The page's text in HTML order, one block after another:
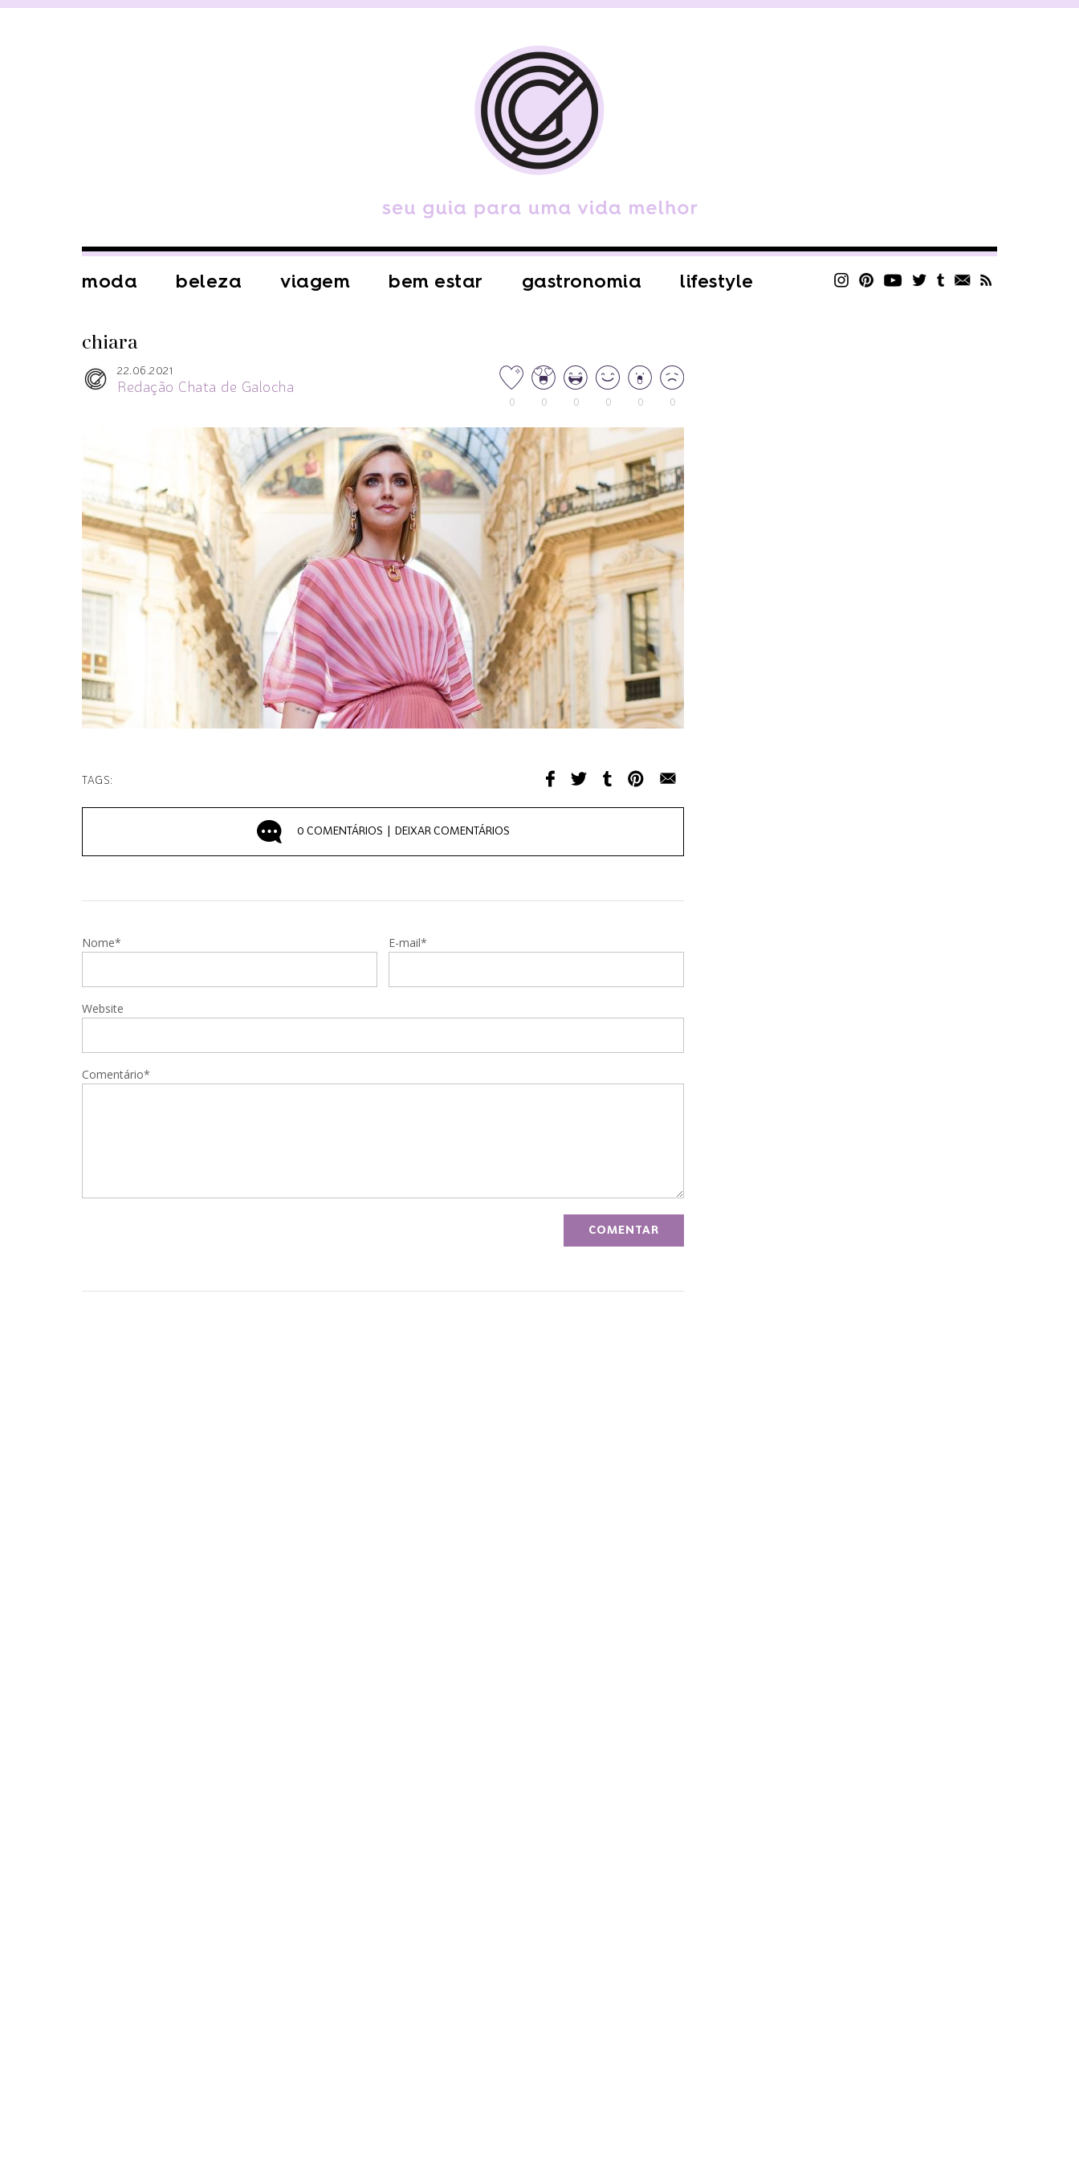
moda beleza viagem bem estar gastronomia lifestyle
chiara
22.06.2021
Redação Chata de Galocha
0 0 0 0 0 0
TAGS:
0 COMENTÁRIOS | DEIXAR COMENTÁRIOS
Nome* E-mail*
Website
Comentário*